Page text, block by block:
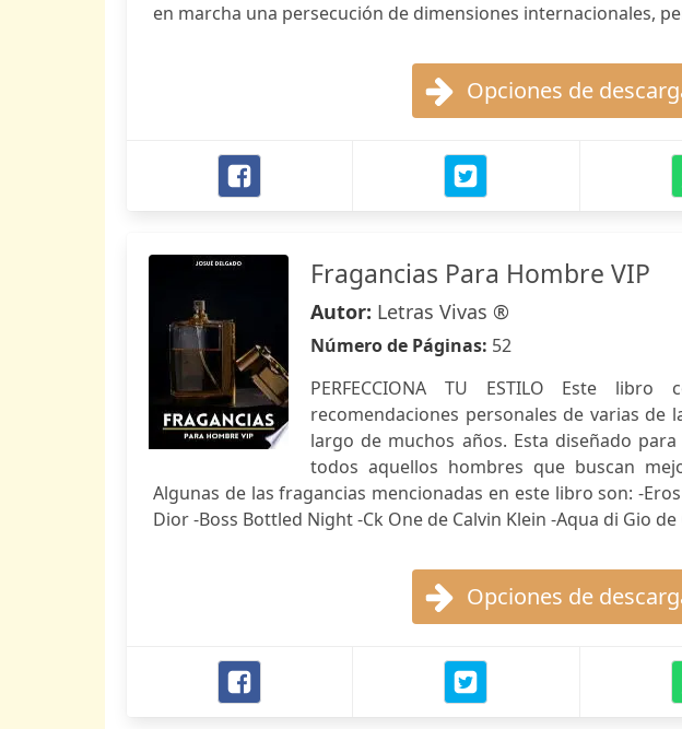
en marcha una persecución de dimensiones internacionales,
Opciones de
Fragancias Para Hombre VIP
Autor: Letras Vivas ®
Número de Páginas: 52
PERFECCIONA TU ESTILO Este
recomendaciones personales de varias de
largo de muchos años. Esta diseñado
todos aquellos hombres que buscan
Algunas de las fragancias mencionadas en este libro son: -
Dior -Boss Bottled Night -Ck One de Calvin Klein -Aqua di Gio
Opciones de